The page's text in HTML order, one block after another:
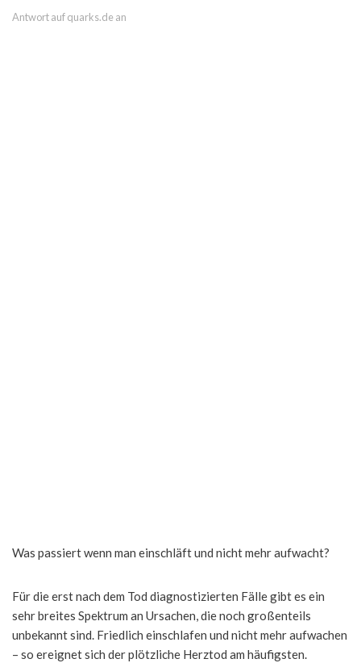
Antwort auf quarks.de an
Was passiert wenn man einschläft und nicht mehr aufwacht?
Für die erst nach dem Tod diagnostizierten Fälle gibt es ein
sehr breites Spektrum an Ursachen, die noch großenteils
unbekannt sind. Friedlich einschlafen und nicht mehr aufwachen
– so ereignet sich der plötzliche Herztod am häufigsten.